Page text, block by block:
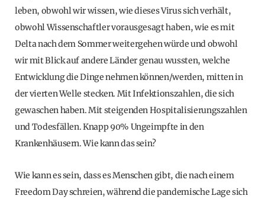
leben, obwohl wir wissen, wie dieses Virus sich verhält,
obwohl Wissenschaftler vorausgesagt haben, wie es mit
Delta nach dem Sommer weitergehen würde und obwohl
wir mit Blick auf andere Länder genau wussten, welche
Entwicklung die Dinge nehmen können/werden, mitten in
der vierten Welle stecken. Mit Infektionszahlen, die sich
gewaschen haben. Mit steigenden Hospitalisierungszahlen
und Todesfällen. Knapp 90% Ungeimpfte in den
Krankenhäusern. Wie kann das sein?
Wie kann es sein, dass es Menschen gibt, die nach einem
Freedom Day schreien, während die pandemische Lage sich